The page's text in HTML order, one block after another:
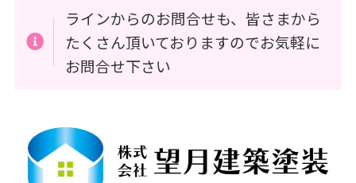
ラインからのお問合せも、皆さまから
たくさん頂いておりますのでお気軽に
お問合せ下さい